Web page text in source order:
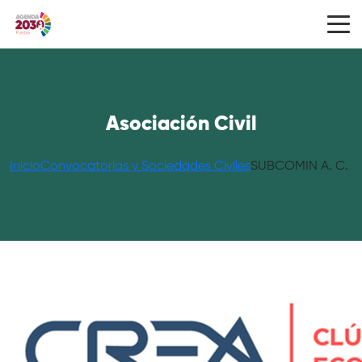
Asociación Civil
InicioConvocatorias y Sociedades CivilesSUBCOMIN A. C.